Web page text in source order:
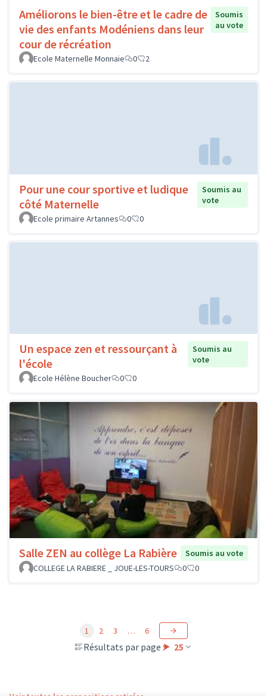
Améliorons le bien-être et le cadre de
vie des enfants Modéniens dans leur
cour de récréation
Soumis
au vote
Ecole Maternelle Monnaie 0 2
Pour une cour sportive et ludique
côté Maternelle
Soumis au
vote
Ecole primaire Artannes
0 0
Un espace zen et ressourçant à
l'école
Soumis au
vote
Ecole Hélène Boucher
0 0
Salle ZEN au collège La Rabière
Soumis au vote
COLLEGE LA RABIERE _ JOUE-LES-TOURS
0 0
Résultats par page : 25
1 2 3 … 6